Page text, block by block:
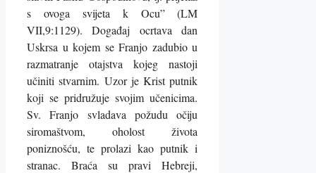
s ovoga svijeta k Ocu” (LM
VII,9:1129). Događaj ocrtava dan
Uskrsa u kojem se Franjo zadubio u
razmatranje otajstva kojeg nastoji
učiniti stvarnim. Uzor je Krist putnik
koji se pridružuje svojim učenicima.
Sv. Franjo svladava požudu očiju
siromaštvom, oholost života
poniznošću, te prolazi kao putnik i
stranac. Braća su pravi Hebreji,